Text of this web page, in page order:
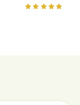
bezlepkový